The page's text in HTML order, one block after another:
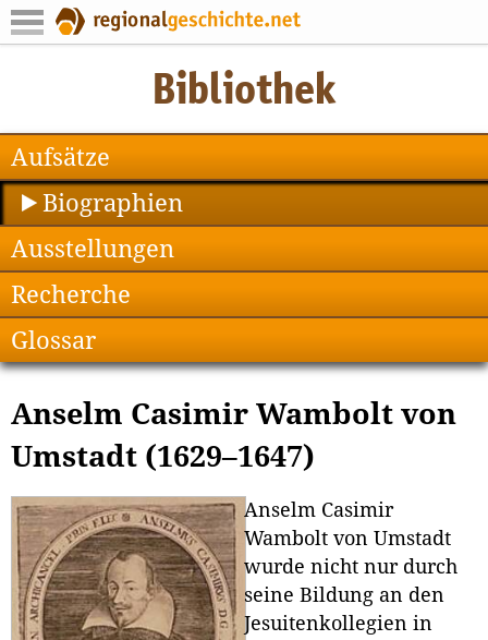
Aufsätze
Biographien
Ausstellungen
Recherche
Glossar
Anselm Casimir Wambolt von
Umstadt (1629–1647)
Anselm Casimir
Wambolt von Umstadt
wurde nicht nur durch
seine Bildung an den
Jesuitenkollegien in